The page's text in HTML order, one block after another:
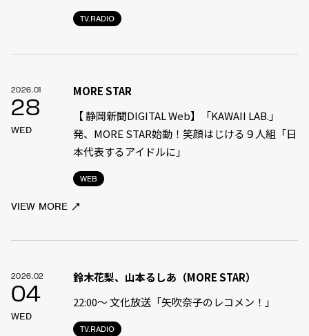
TV.RADIO
2026.01
28
WED
WEB
MORE STAR
【 静岡新聞DIGITAL Web】「KAWAII LAB.」
発、MORE STAR始動！笑顔はじける９人組「日
本代表するアイドルに」
VIEW MORE
2026.02
04
WED
TV.RADIO
鈴木花梨、山本るしあ（MORE STAR）
22:00〜 文化放送「矢吹奈子のレコメン！」